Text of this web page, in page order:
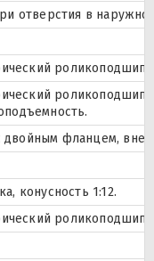
отверстия в
двойным фланцем,
конусность 1:12.